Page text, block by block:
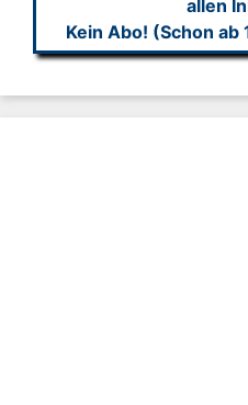
allen
Kein Abo! (Schon